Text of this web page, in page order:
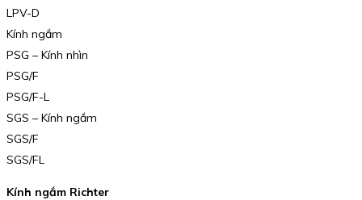
LPV-D
Kính ngắm
PSG – Kính nhìn
PSG/F
PSG/F-L
SGS – Kính ngắm
SGS/F
SGS/FL
Kính ngắm Richter